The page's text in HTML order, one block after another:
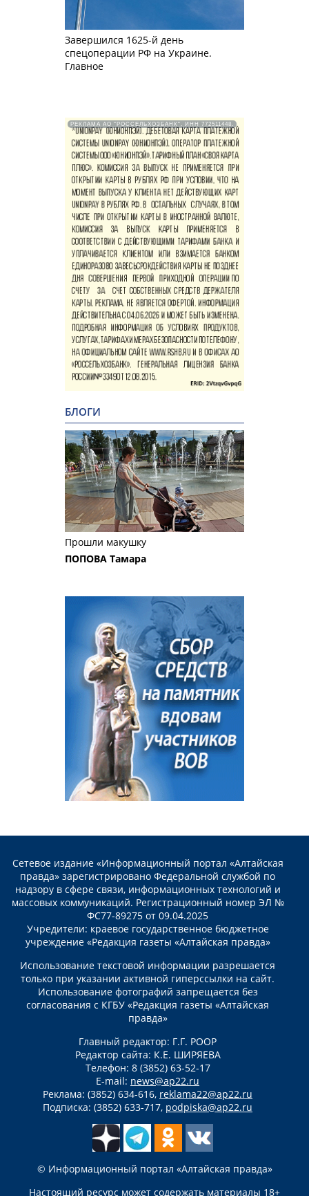
Завершился 1625-й день
спецоперации РФ на Украине.
Главное
РЕКЛАМА АО "РОССЕЛЬХОЗБАНК". ИНН 772511448.
БЛОГИ
Прошли макушку
ПОПОВА Тамара
Сетевое издание «Информационный портал «Алтайская
правда» зарегистрировано Федеральной службой по
надзору в сфере связи, информационных технологий и
массовых коммуникаций. Регистрационный номер ЭЛ №
ФС77-89275 от 09.04.2025
Учредители: краевое государственное бюджетное
учреждение «Редакция газеты «Алтайская правда»
Использование текстовой информации разрешается
только при указании активной гиперссылки на сайт.
Использование фотографий запрещается без
согласования с КГБУ «Редакция газеты «Алтайская
правда»
Главный редактор: Г.Г. РООР
Редактор сайта: К.Е. ШИРЯЕВА
Телефон: 8 (3852) 63-52-17
E-mail: news@ap22.ru
Реклама: (3852) 634-616, reklama22@ap22.ru
Подписка: (3852) 633-717, podpiska@ap22.ru
© Информационный портал «Алтайская правда»
Настоящий ресурс может содержать материалы 18+